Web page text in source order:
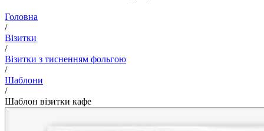
Головна
/
Візитки
/
Візитки з тисненням фольгою
/
Шаблони
/
Шаблон візитки кафе